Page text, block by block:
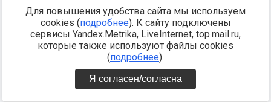
Для повышения удобства сайта мы используем
cookies (подробнее). К сайту подключены
сервисы Yandex.Metrika, LiveInternet, top.mail.ru,
которые также используют файлы cookies
(подробнее).
Я согласен/согласна